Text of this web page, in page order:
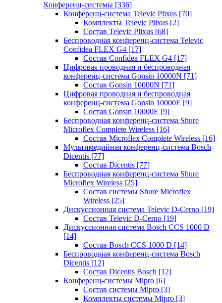
Конференц-системы [336]
Конференц-система Televic Plixus [70]
Комплекты Televic Plixus [2]
Состав Televic Plixus [68]
Беспроводная конференц-система Televic
Confidea FLEX G4 [17]
Состав Confidea FLEX G4 [17]
Цифровая проводная и беспроводная
конференц-система Gonsin 10000N [71]
Состав Gonsin 10000N [71]
Цифровая проводная и беспроводная
конференц-система Gonsin 10000E [9]
Состав Gonsin 10000E [9]
Беспроводная конференц-система Shure
Microflex Complete Wireless [16]
Состав Microflex Complete Wireless [16]
Мультимедийная конференц-система Bosch
Dicentis [77]
Состав Dicentis [77]
Беспроводная конференц-система Shure
Microflex Wireless [25]
Состав системы Shure Microflex
Wireless [25]
Дискуссионная система Televic D-Cerno [19]
Состав Televic D-Cerno [19]
Дискуссионная система Bosch CCS 1000 D
[14]
Состав Bosch CCS 1000 D [14]
Беспроводная конференц-система Bosch
Dicentis [12]
Состав Dicentis Bosch [12]
Конференц-системы Mipro [6]
Состав системы Mipro [3]
Комплекты системы Mipro [3]